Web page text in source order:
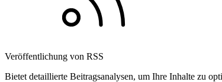
Veröffentlichung von RSS
Bietet detaillierte Beitragsanalysen, um Ihre Inhalte zu